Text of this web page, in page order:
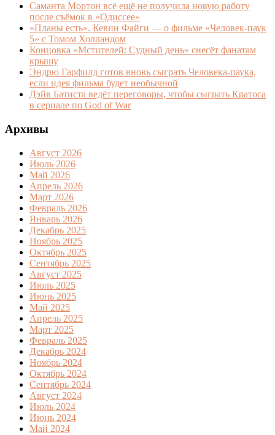
Саманта Мортон всё ещё не получила новую работу
после съёмок в «Одиссее»
«Планы есть». Кевин Файги — о фильме «Человек-паук
5» с Томом Холландом
Концовка «Мстителей: Судный день» снесёт фанатам
крышу
Эндрю Гарфилд готов вновь сыграть Человека-паука,
если идея фильма будет необычной
Дэйв Батиста ведёт переговоры, чтобы сыграть Кратоса
в сериале по God of War
Архивы
Август 2026
Июль 2026
Май 2026
Апрель 2026
Март 2026
Февраль 2026
Январь 2026
Декабрь 2025
Ноябрь 2025
Октябрь 2025
Сентябрь 2025
Август 2025
Июль 2025
Июнь 2025
Май 2025
Апрель 2025
Март 2025
Февраль 2025
Декабрь 2024
Ноябрь 2024
Октябрь 2024
Сентябрь 2024
Август 2024
Июль 2024
Июнь 2024
Май 2024